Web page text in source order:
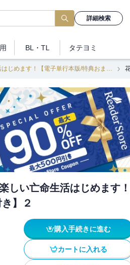
詳細検索
BL・TL タテヨミ
花嫁の座を奪われた忌み姫は楽しい亡命生活はじめます！【電子単行本版/特典おまけ付き】
しい亡命生活はじめます！
】２
購入手続きに進む
カートに入れる